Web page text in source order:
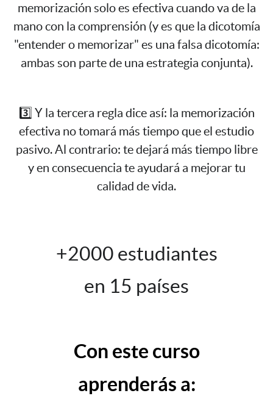
memorización solo es efectiva cuando va de la
mano con la comprensión (y es que la dicotomía
"entender o memorizar" es una falsa dicotomía:
ambas son parte de una estrategia conjunta).
3️⃣ Y la tercera regla dice así: la memorización
efectiva no tomará más tiempo que el estudio
pasivo. Al contrario: te dejará más tiempo libre
y en consecuencia te ayudará a mejorar tu
calidad de vida.
+2000 estudiantes
en 15 países
Con este curso
aprenderás a: